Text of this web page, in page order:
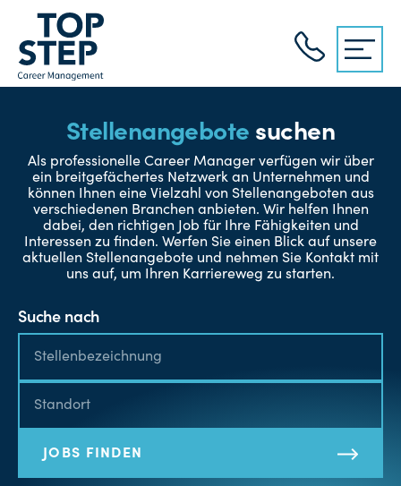
Stellenangebote suchen
Als professionelle Career Manager verfügen wir über
ein breitgefächertes Netzwerk an Unternehmen und
können Ihnen eine Vielzahl von Stellenangeboten aus
verschiedenen Branchen anbieten. Wir helfen Ihnen
dabei, den richtigen Job für Ihre Fähigkeiten und
Interessen zu finden. Werfen Sie einen Blick auf unsere
aktuellen Stellenangebote und nehmen Sie Kontakt mit
uns auf, um Ihren Karriereweg zu starten.
Suche nach
JOBS FINDEN